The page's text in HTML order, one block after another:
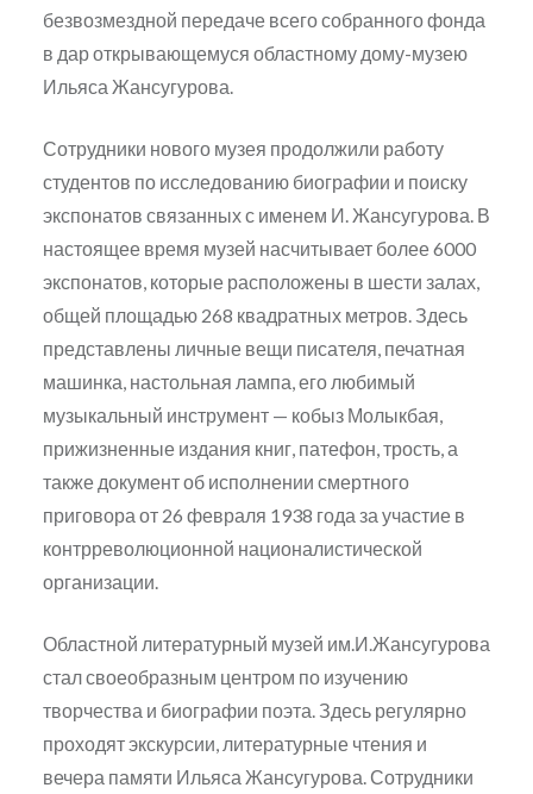
безвозмездной передаче всего собранного фонда
в дар открывающемуся областному дому-музею
Ильяса Жансугурова.
Сотрудники нового музея продолжили работу
студентов по исследованию биографии и поиску
экспонатов связанных с именем И. Жансугурова. В
настоящее время музей насчитывает более 6000
экспонатов, которые расположены в шести залах,
общей площадью 268 квадратных метров. Здесь
представлены личные вещи писателя, печатная
машинка, настольная лампа, его любимый
музыкальный инструмент — кобыз Молыкбая,
прижизненные издания книг, патефон, трость, а
также документ об исполнении смертного
приговора от 26 февраля 1938 года за участие в
контрреволюционной националистической
организации.
Областной литературный музей им.И.Жансугурова
стал своеобразным центром по изучению
творчества и биографии поэта. Здесь регулярно
проходят экскурсии, литературные чтения и
вечера памяти Ильяса Жансугурова. Сотрудники